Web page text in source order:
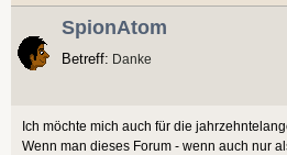
SpionAtom
Betreff: Danke
Ich möchte mich auch für die
Wenn man dieses Forum - wenn auch nur